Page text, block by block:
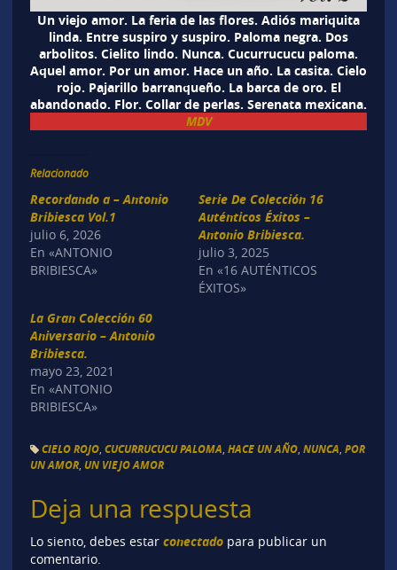
Un viejo amor. La feria de las flores. Adiós mariquita
linda. Entre suspiro y suspiro. Paloma negra. Dos
arbolitos. Cielito lindo. Nunca. Cucurrucucu paloma.
Aquel amor. Por un amor. Hace un año. La casita. Cielo
rojo. Pajarillo barranqueño. La barca de oro. El
abandonado. Flor. Collar de perlas. Serenata mexicana.
MDV
Relacionado
Recordando a – Antonio
Bribiesca Vol.1
julio 6, 2026
En «ANTONIO
BRIBIESCA»
Serie De Colección 16
Auténticos Éxitos –
Antonio Bribiesca.
julio 3, 2025
En «16 AUTÉNTICOS
ÉXITOS»
La Gran Colección 60
Aniversario – Antonio
Bribiesca.
mayo 23, 2021
En «ANTONIO
BRIBIESCA»
CIELO ROJO, CUCURRUCUCU PALOMA HACE UN AÑO, NUNCA POR
UN AMOR, UN VIEJO AMOR
Deja una respuesta
Lo siento, debes estar conectadopara publicar un
comentario.